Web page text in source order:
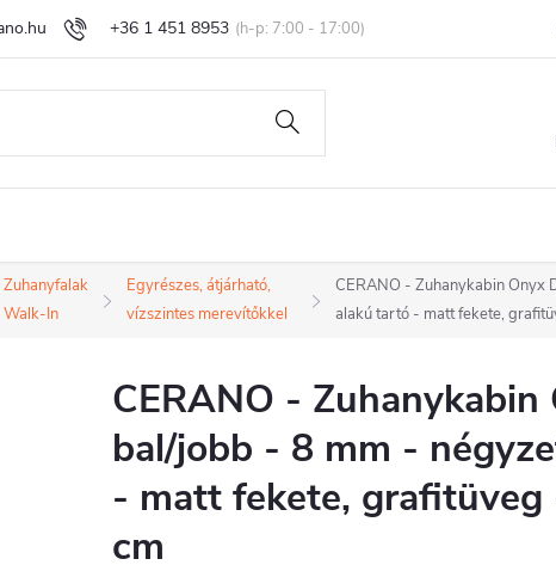
+36 1 451 8953
Áru visszaküldése és reklamáció Általános Szerződési Feltételek
Zuhanyfalak
Walk-In
Egyrészes, átjárható,
vízszintes merevítőkkel
CERANO - Zuhanykabin
alakú tartó - matt fekete,
CERANO - Zuhanykabin
bal/jobb - 8 mm -
- matt fekete,
cm